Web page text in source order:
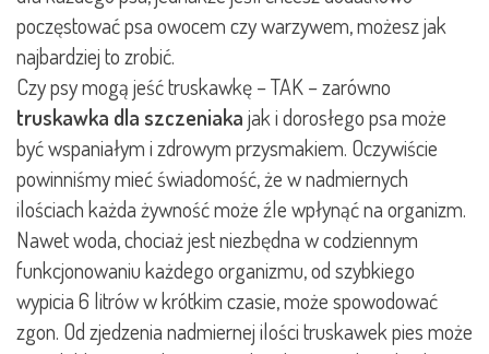
poczęstować psa owocem czy warzywem, możesz jak
najbardziej to zrobić.
Czy psy mogą jeść truskawkę – TAK – zarówno
truskawka dla szczeniakajak i dorosłego psa może
być wspaniałym i zdrowym przysmakiem. Oczywiście
powinniśmy mieć świadomość, że w nadmiernych
ilościach każda żywność może źle wpłynąć na organizm.
Nawet woda, chociaż jest niezbędna w codziennym
funkcjonowaniu każdego organizmu, od szybkiego
wypicia 6 litrów w krótkim czasie, może spowodować
zgon. Od zjedzenia nadmiernej ilości truskawek pies może